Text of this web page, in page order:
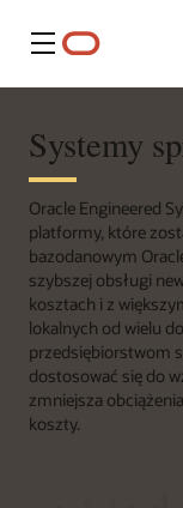
Menu
Systemy
Oracle Engineered
platformy, które
bazodanowym
szybszej obsługi
kosztach i z
lokalnych od wielu
przedsiębiorstwom
dostosować się do
zmniejsza
koszty.